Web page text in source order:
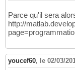
Parce qu'il sera
http://
youcef60, le 02/03/